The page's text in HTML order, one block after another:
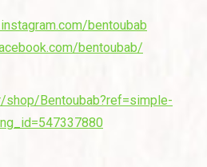
bentoubab
bentoubab/
Bentoubab?ref=simple-